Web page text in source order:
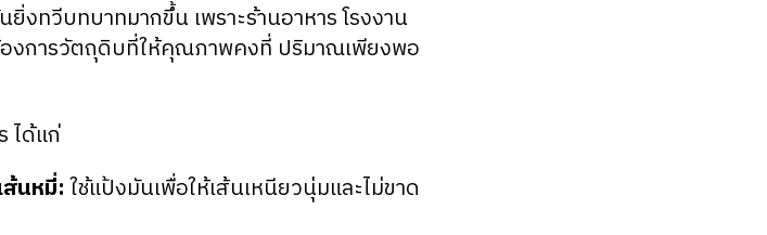
งทวีบทบาทมากขึ้น เพราะร้านอาหาร โรงงาน
งการวัตถุดิบที่ให้คุณภาพคงที่ ปริมาณเพียงพอ
ได้แก่
นหมี่:ใช้แป้งมันเพื่อให้เส้นเหนียวนุ่มและไม่ขาด